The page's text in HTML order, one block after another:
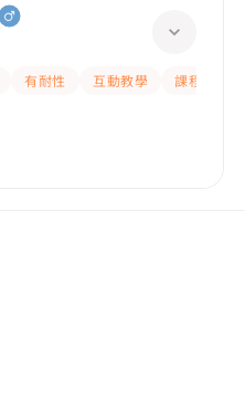
有耐性 互動教學
課程設計